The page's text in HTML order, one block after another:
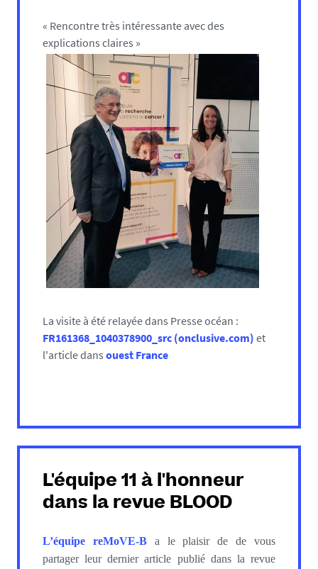
« Rencontre très intéressante avec des
explications claires »
La visite à été relayée dans Presse océan :
FR161368_1040378900_src (onclusive.com) et
l'article dans ouest France
L'équipe 11 à l'honneur
dans la revue BLOOD
L’équipe reMoVE-Ba le plaisir de de vous
partager leur dernier article publié dans la revue